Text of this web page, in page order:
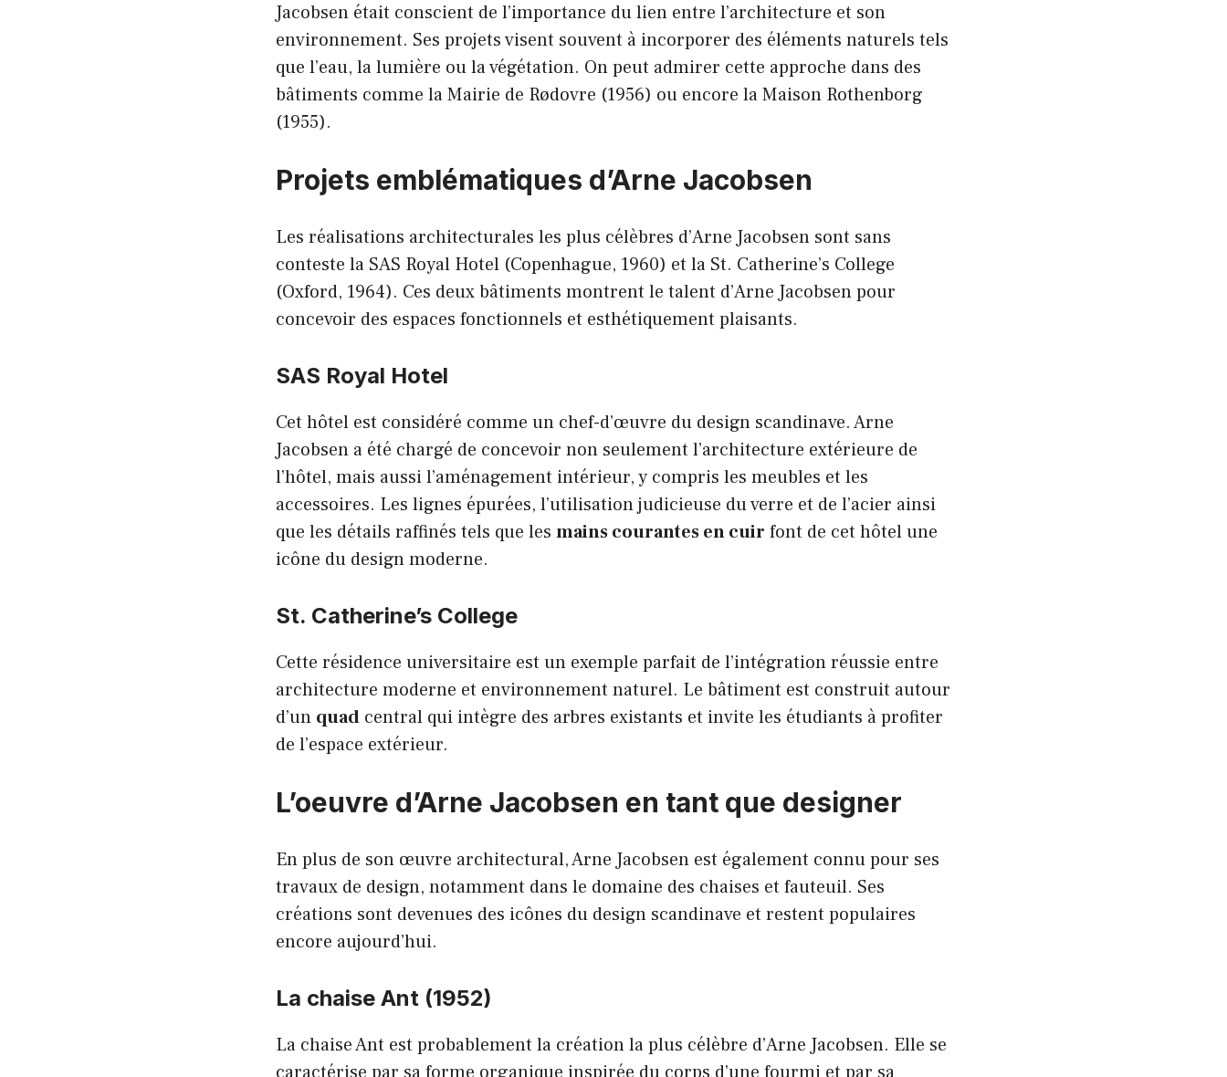
Jacobsen était conscient de l’importance du lien entre l’architecture et son
environnement. Ses projets visent souvent à incorporer des éléments naturels tels
que l’eau, la lumière ou la végétation. On peut admirer cette approche dans des
bâtiments comme la Mairie de Rødovre (1956) ou encore la Maison Rothenborg
(1955).
Projets emblématiques d’Arne Jacobsen
Les réalisations architecturales les plus célèbres d’Arne Jacobsen sont sans
conteste la SAS Royal Hotel (Copenhague, 1960) et la St. Catherine’s College
(Oxford, 1964). Ces deux bâtiments montrent le talent d’Arne Jacobsen pour
concevoir des espaces fonctionnels et esthétiquement plaisants.
SAS Royal Hotel
Cet hôtel est considéré comme un chef-d’œuvre du design scandinave. Arne
Jacobsen a été chargé de concevoir non seulement l’architecture extérieure de
l’hôtel, mais aussi l’aménagement intérieur, y compris les meubles et les
accessoires. Les lignes épurées, l’utilisation judicieuse du verre et de l’acier ainsi
que les détails raffinés tels que les mains courantes en cuir font de cet hôtel une
icône du design moderne.
St. Catherine’s College
Cette résidence universitaire est un exemple parfait de l’intégration réussie entre
architecture moderne et environnement naturel. Le bâtiment est construit autour
d’un quad central qui intègre des arbres existants et invite les étudiants à profiter
de l’espace extérieur.
L’oeuvre d’Arne Jacobsen en tant que designer
En plus de son œuvre architectural, Arne Jacobsen est également connu pour ses
travaux de design, notamment dans le domaine des chaises et fauteuil. Ses
créations sont devenues des icônes du design scandinave et restent populaires
encore aujourd’hui.
La chaise Ant (1952)
La chaise Ant est probablement la création la plus célèbre d’Arne Jacobsen. Elle se